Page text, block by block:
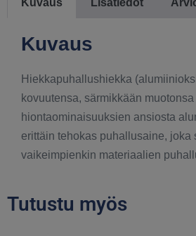
Kuvaus
Hiekkapuhallushiekka
kovuutensa, särmikkään
hiontaominaisuuksien ansiosta
erittäin tehokas puhallusaine, joka
vaikeimpienkin materiaalien
Tutustu myös